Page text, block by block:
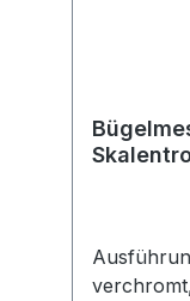
Ausführung: